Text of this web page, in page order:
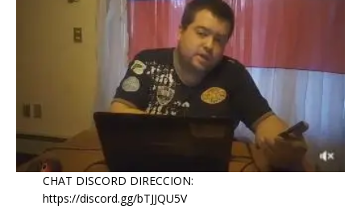
CHAT DISCORD DIRECCION:
https://discord.gg/bTJJQU5V